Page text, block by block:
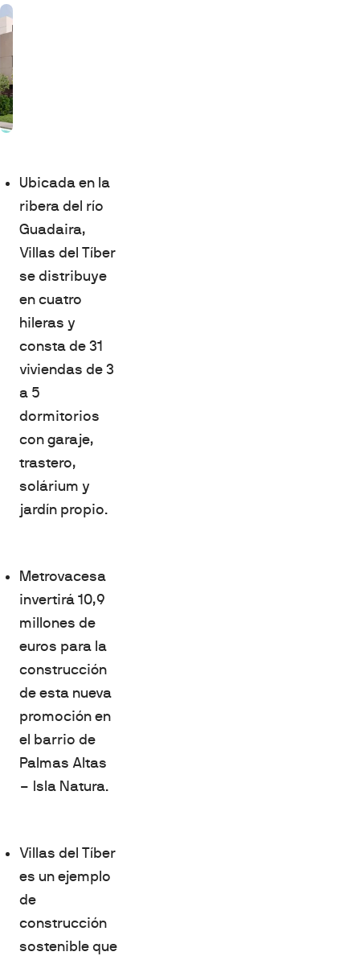
Ubicada en la
ribera del río
Guadaira,
Villas del Tíber
se distribuye
en cuatro
hileras y
consta de 31
viviendas de 3
a 5
dormitorios
con garaje,
trastero,
solárium y
jardín propio.
Metrovacesa
invertirá 10,9
millones de
euros para la
construcción
de esta nueva
promoción en
el barrio de
Palmas Altas
– Isla Natura.
Villas del Tíber
es un ejemplo
de
construcción
sostenible que